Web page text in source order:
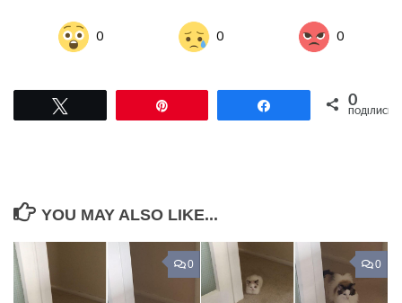
0 0 0
Поділитися0
ПОДІЛИСЬ
YOU MAY ALSO LIKE...
0 0